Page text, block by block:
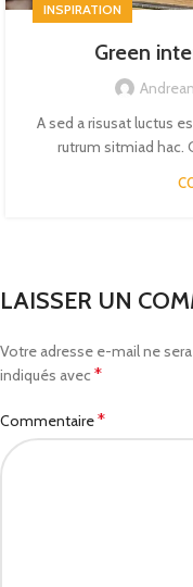
INSPIRATION
Green
A sed a risusat luctus
rutrum sitmiad hac.
LAISSER UN
Votre adresse e-mail ne
indiqués avec *
Commentaire*